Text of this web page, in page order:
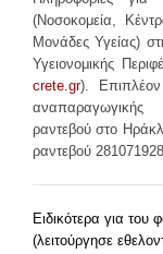
Φοιτητική Μέριμνα
Συχνές Ερωτήσεις
Προτάσεις -
ΠΛΗΡΟΦΟΡΊΕΣ
(Νοσοκομεία,
Μονάδες Υγείας)
Υγειονομικής
crete.gr). Επιπλέον
αναπαραγωγικής
ραντεβού στο
ραντεβού
Ειδικότερα για του
(λειτούργησε